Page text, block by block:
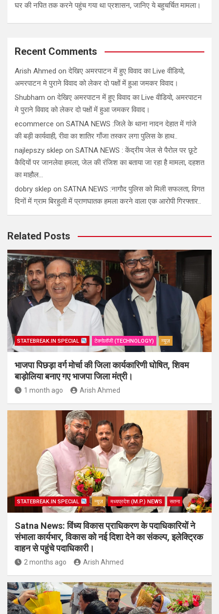
घर की नपित तक करने पहुंच गया था प्रशासन, जानिए ये बहुचर्चित मामला।
Recent Comments
Arish Ahmed onदेखिए अमरपाटन में हुए विवाद का Live वीडियो,
अमरपाटन मे पुराने विवाद को लेकर दो पक्षों में हुआ जमकर विवाद।
Shubham onदेखिए अमरपाटन में हुए विवाद का Live वीडियो, अमरपाटन
मे पुराने विवाद को लेकर दो पक्षों में हुआ जमकर विवाद।
ecommerce on SATNA NEWS :जिले के थाना नादन देहात में गांजे
की बड़ी कार्यवाही, रीवा का शातिर गाँजा तस्कर लगा पुलिस के हाथ..
najlepszy sklep on SATNA NEWS : केंद्रीय जेल से पैरोल पर छूटे
कैदियों पर जानलेवा हमला, जेल की रंजिश का बताया जा रहा है मामला, दहशत
का माहौल…
dobry sklep on SATNA NEWS :नागौद पुलिस को मिली सफलता, विगत
दिनों में ग्राम बिरहुली में प्राणघातक हमला करने वाला एक आरोपी गिरफ्तार..
Related Posts
STATEBREAK.IN SPECIAL टेक्नोलॉजी (TECHNOLOGY) न्यूज़
भाजपा पिछड़ा वर्ग मोर्चा की जिला कार्यकारिणी घोषित, शिवम
बाड़ोलिया बनाए गए भाजपा जिला मंत्री।
1 month ago Arish Ahmed
STATEBREAK.IN SPECIAL न्यूज़ मध्यप्रदेश (M.P.) NEWS सतना
Satna News: विंध्य विकास प्राधिकरण के पदाधिकारियों ने
संभाला कार्यभार, विकास को नई दिशा देने का संकल्प, इलेक्ट्रिक
वाहन से पहुंचे पदाधिकारी।
2 months ago Arish Ahmed